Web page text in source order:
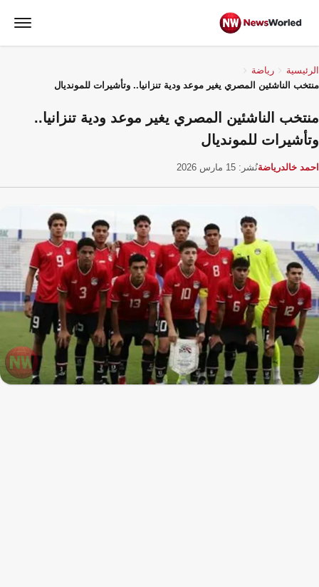
الرئيسية
رياضة
منتخب الناشئين المصري يغير موعد ودية تنزانيا.. وتأشيرات للمونديال
منتخب الناشئين المصري يغير موعد ودية تنزانيا..
وتأشيرات للمونديال
احمد خالدرياضةنُشر: 15 مارس 2026